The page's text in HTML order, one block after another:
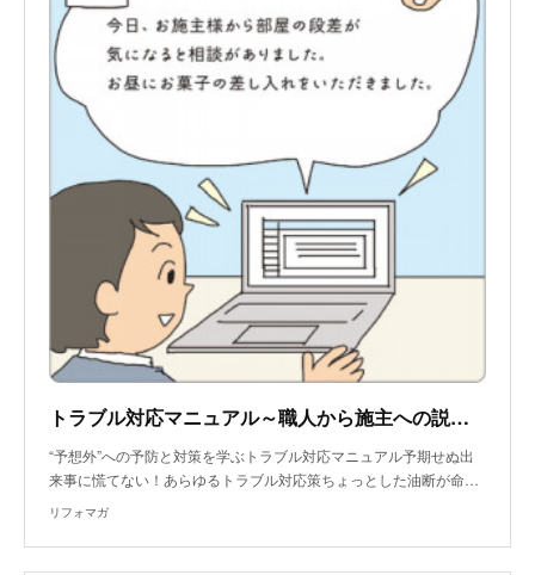
トラブル対応マニュアル～職人から施主への説明と、営業から施主への説明内容が食い違うトラブル
“予想外”への予防と対策を学ぶトラブル対応マニュアル予期せぬ出
来事に慌てない！あらゆるトラブル対応策ちょっとした油断が命…
リフォマガ